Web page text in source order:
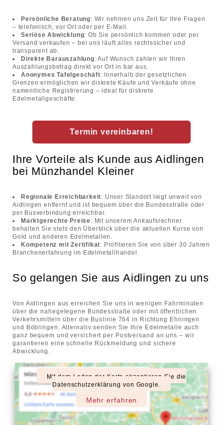
Persönliche Beratung: Wir nehmen uns Zeit für Ihre Fragen
– telefonisch, vor Ort oder per E-Mail.
Seriöse Abwicklung: Ob Sie persönlich kommen oder per
Versand verkaufen – bei uns läuft alles rechtssicher und
transparent ab.
Direkte Barauszahlung: Auf Wunsch zahlen wir Ihren
Auszahlungsbetrag direkt vor Ort in bar aus.
Anonymes Tafelgeschäft: Innerhalb der gesetzlichen
Grenzen ermöglichen wir diskrete Käufe und Verkäufe ohne
namentliche Registrierung – ideal für diskrete
Edelmetallgeschäfte.
Termin vereinbaren!
Ihre Vorteile als Kunde aus Aidlingen
bei Münzhandel Kleiner
Regionale Erreichbarkeit: Unser Standort liegt unweit von
Aidlingen entfernt und ist bequem über die Bundesstraße oder
per Busverbindung erreichbar.
Marktgerechte Preise: Mit unserem Ankaufsrechner
behalten Sie stets den Überblick über die aktuellen Kurse von
Gold und anderen Edelmetallen.
Kompetenz mit Zertifikat: Profitieren Sie von über 30 Jahren
Branchenerfahrung im Edelmetallhandel.
So gelangen Sie aus Aidlingen zu uns
Von Aidlingen aus erreichen Sie uns in wenigen Fahrminuten
über die nahegelegene Bundesstraße oder mit öffentlichen
Verkehrsmitteln über die Buslinie 764 in Richtung Ehningen
und Böblingen. Alternativ senden Sie Ihre Edelmetalle auch
ganz bequem und versichert per Postversand an uns – wir
garantieren eine schnelle Rückmeldung und sichere
Abwicklung.
Mit dem Laden der Karte akzeptieren Sie die
Datenschutzerklärung von Google.
Mehr erfahren